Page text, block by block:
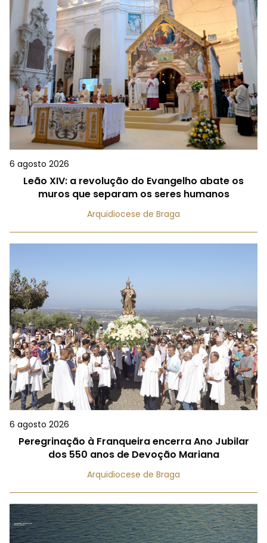
6 agosto 2026
Leão XIV: a revolução do Evangelho abate os
muros que separam os seres humanos
Arquidiocese de Braga
6 agosto 2026
Peregrinação à Franqueira encerra Ano Jubilar
dos 550 anos de Devoção Mariana
Arquidiocese de Braga